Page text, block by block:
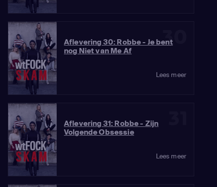
30
Aflevering 30: Robbe - Je bent
nog Niet van Me Af
Lees meer
Aflevering 31: Robbe - Zijn
Volgende Obsessie
Lees meer